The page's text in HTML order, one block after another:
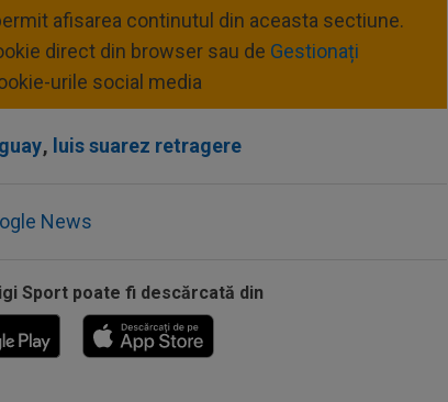
afisarea continutul din aceasta sectiune.
direct din browser sau de Gestionați
urile social media
, luis suarez retragere
News
Sport poate fi descărcată din